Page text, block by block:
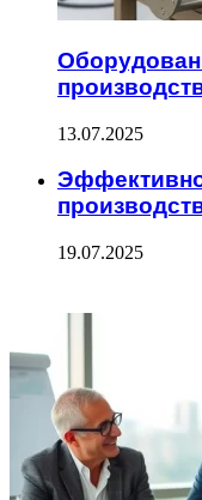
13.07.2025
19.07.2025